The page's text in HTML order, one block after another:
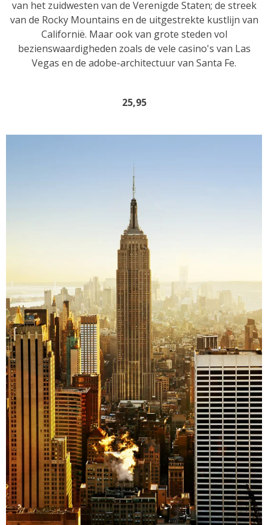
van het zuidwesten van de Verenigde Staten; de streek
van de Rocky Mountains en de uitgestrekte kustlijn van
Californië. Maar ook van grote steden vol
bezienswaardigheden zoals de vele casino's van Las
Vegas en de adobe-architectuur van Santa Fe.
25,95